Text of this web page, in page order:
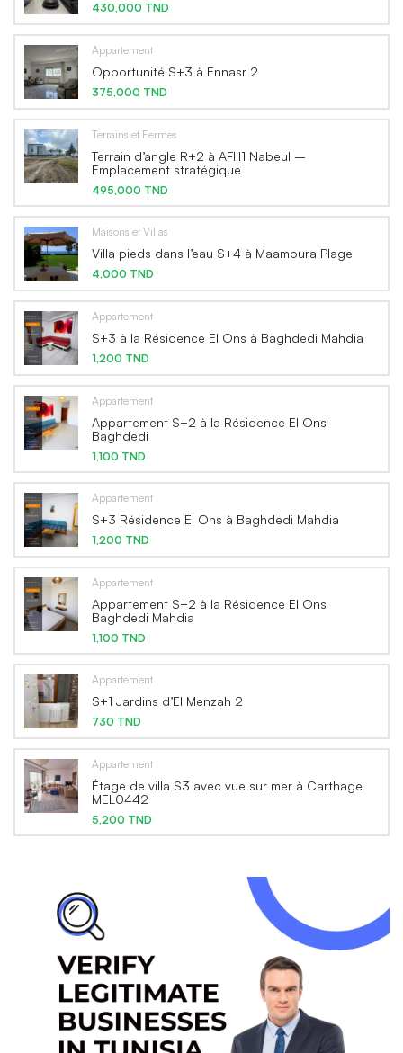
430,000 TND
Appartement
Opportunité S+3 à Ennasr 2
375,000 TND
Terrains et Fermes
Terrain d’angle R+2 à AFH1 Nabeul –
Emplacement stratégique
495,000 TND
Maisons et Villas
Villa pieds dans l’eau S+4 à Maamoura Plage
4,000 TND
Appartement
S+3 à la Résidence El Ons à Baghdedi Mahdia
1,200 TND
Appartement
Appartement S+2 à la Résidence El Ons
Baghdedi
1,100 TND
Appartement
S+3 Résidence El Ons à Baghdedi Mahdia
1,200 TND
Appartement
Appartement S+2 à la Résidence El Ons
Baghdedi Mahdia
1,100 TND
Appartement
S+1 Jardins d’El Menzah 2
730 TND
Appartement
Étage de villa S3 avec vue sur mer à Carthage
MEL0442
5,200 TND